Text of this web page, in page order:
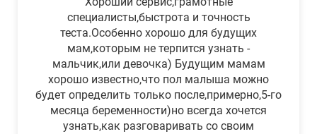
специалисты,быстрота и точность
теста.Особенно хорошо для будущих
мам,которым не терпится узнать -
мальчик,или девочка) Будущим мамам
хорошо известно,что пол малыша можно
будет определить только после,примерно,5-го
месяца беременности)но всегда хочется
узнать,как разговаривать со своим